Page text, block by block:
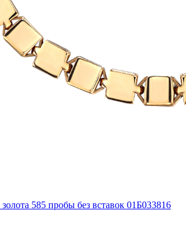
585 пробы без вставок 01Б033816